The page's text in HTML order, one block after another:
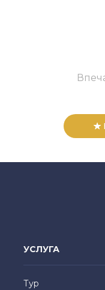
УСЛУГА
Тур